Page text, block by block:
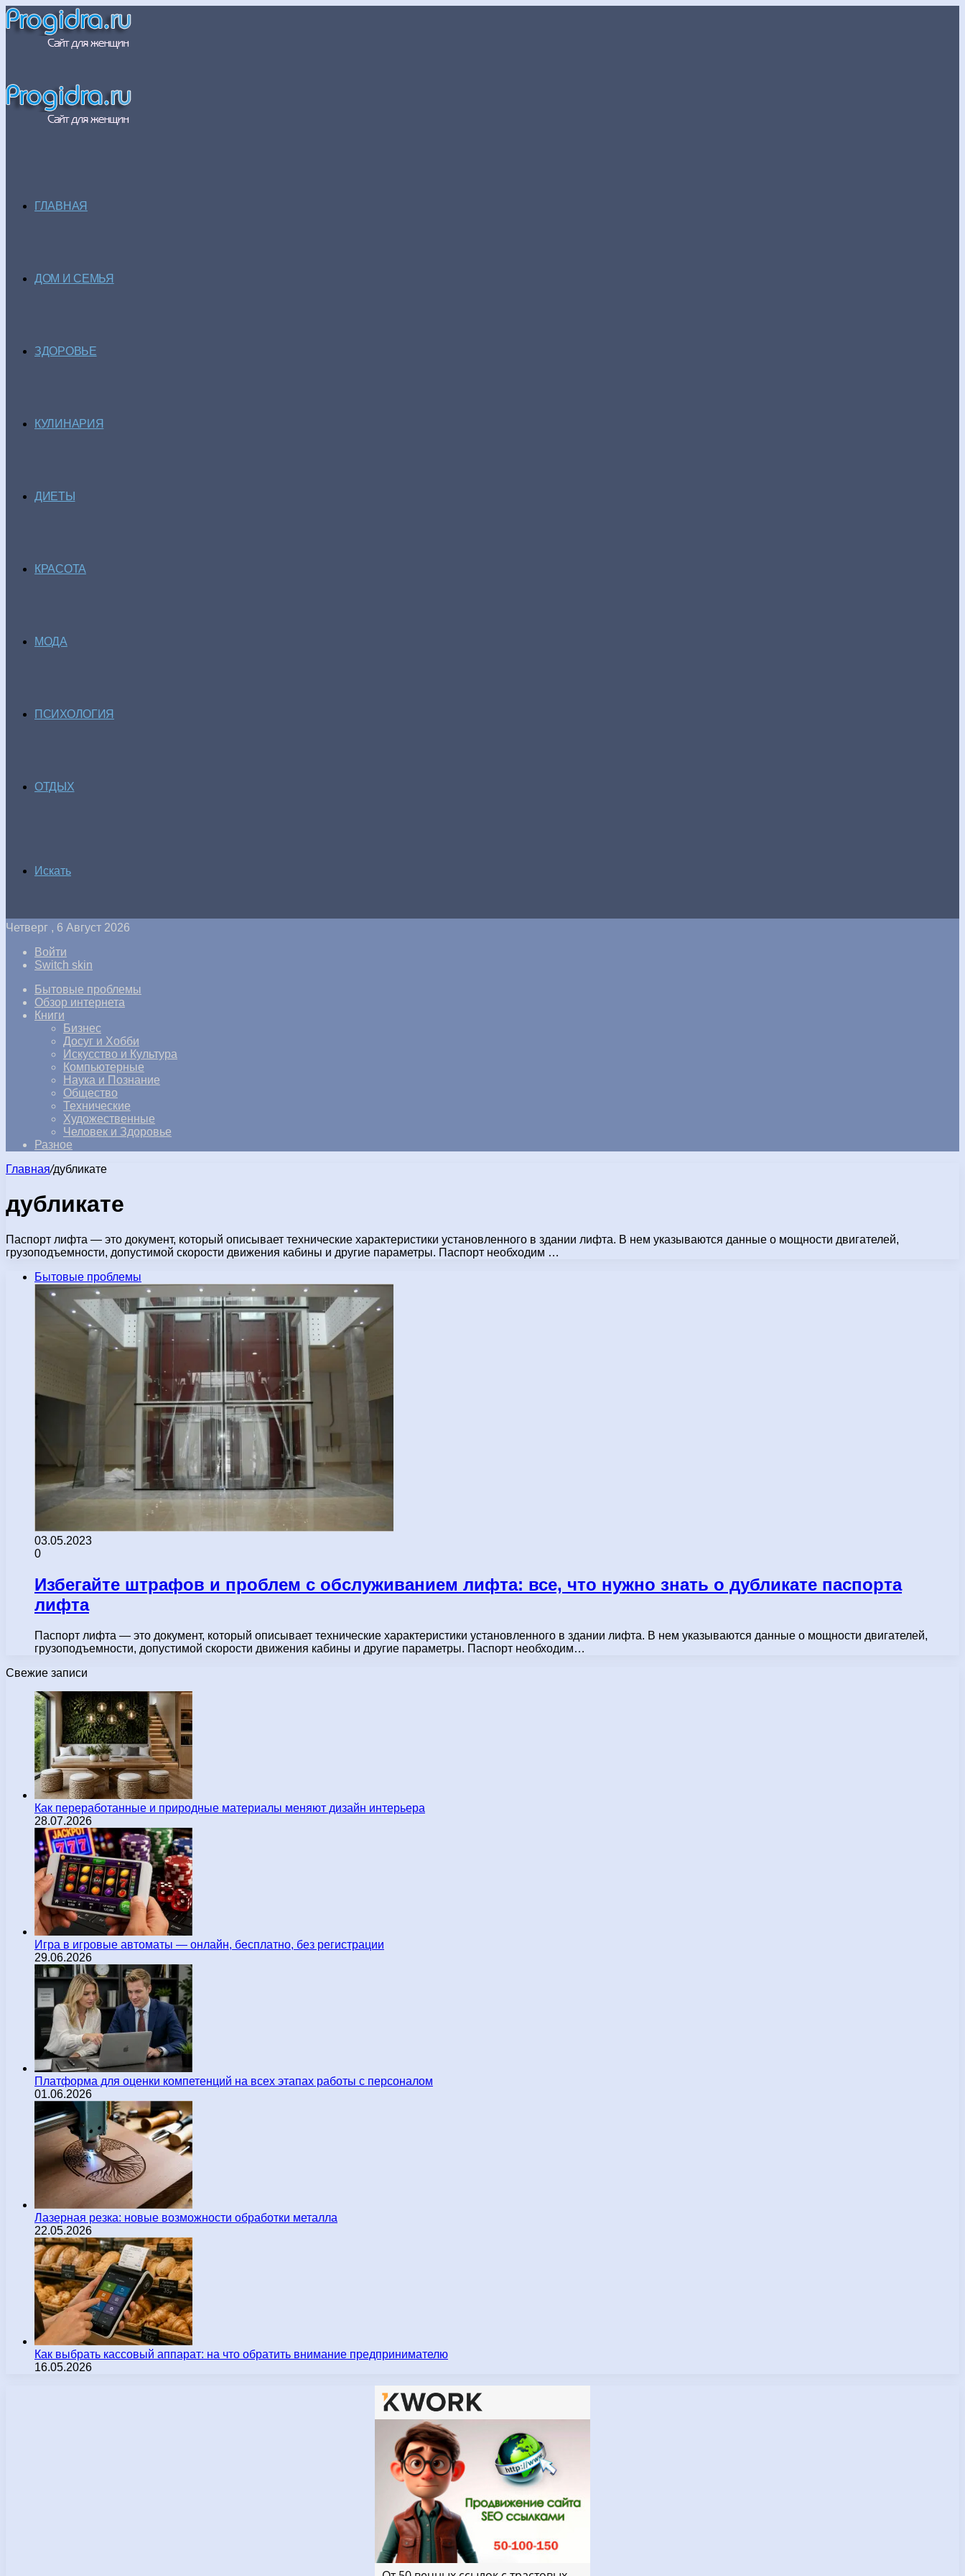
ГЛАВНАЯ
ДОМ И СЕМЬЯ
ЗДОРОВЬЕ
КУЛИНАРИЯ
ДИЕТЫ
КРАСОТА
МОДА
ПСИХОЛОГИЯ
ОТДЫХ
Искать
Четверг , 6 Август 2026
Войти
Switch skin
Бытовые проблемы
Обзор интернета
Книги
Бизнес
Досуг и Хобби
Искусство и Культура
Компьютерные
Наука и Познание
Общество
Технические
Художественные
Человек и Здоровье
Разное
Главная/дубликате
дубликате
Паспорт лифта — это документ, который описывает технические характеристики установленного в здании лифта. В нем указываются данные о мощности двигателей,
грузоподъемности, допустимой скорости движения кабины и другие параметры. Паспорт необходим …
Бытовые проблемы
03.05.2023
0
Избегайте штрафов и проблем с обслуживанием лифта: все, что нужно знать о дубликате паспорта
лифта
Паспорт лифта — это документ, который описывает технические характеристики установленного в здании лифта. В нем указываются данные о мощности двигателей,
грузоподъемности, допустимой скорости движения кабины и другие параметры. Паспорт необходим…
Свежие записи
Как переработанные и природные материалы меняют дизайн интерьера
28.07.2026
Игра в игровые автоматы — онлайн, бесплатно, без регистрации
29.06.2026
Платформа для оценки компетенций на всех этапах работы с персоналом
01.06.2026
Лазерная резка: новые возможности обработки металла
22.05.2026
Как выбрать кассовый аппарат: на что обратить внимание предпринимателю
16.05.2026